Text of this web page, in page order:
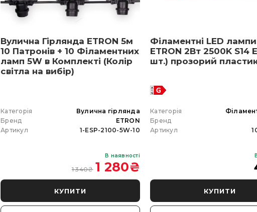
Вулична Гірлянда ETRON 5м
10 Патронів + 10 Філаментних
ламп 5W в Комплекті (Колір
світла на вибір)
Категорія
Вулична гірлянда
Бренд
ETRON
Артикул
1-ESP-2100-5W-10
В наявності
1 340₴ 1 280₴
КУПИТИ
Філаментні LED лампи
ETRON 2Вт 2500K S14
шт.) прозорий
Категорія
Бренд
Артикул
КУПИТИ